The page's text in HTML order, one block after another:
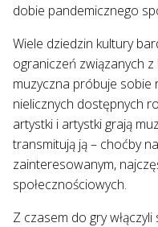
dobie pandemicznego
Wiele dziedzin kultury
ograniczeń związanych
muzyczna próbuje sobie
nielicznych dostępnych
artystki i artystki grają
transmitują ją – choćby
zainteresowanym,
społecznościowych.
Z czasem do gry